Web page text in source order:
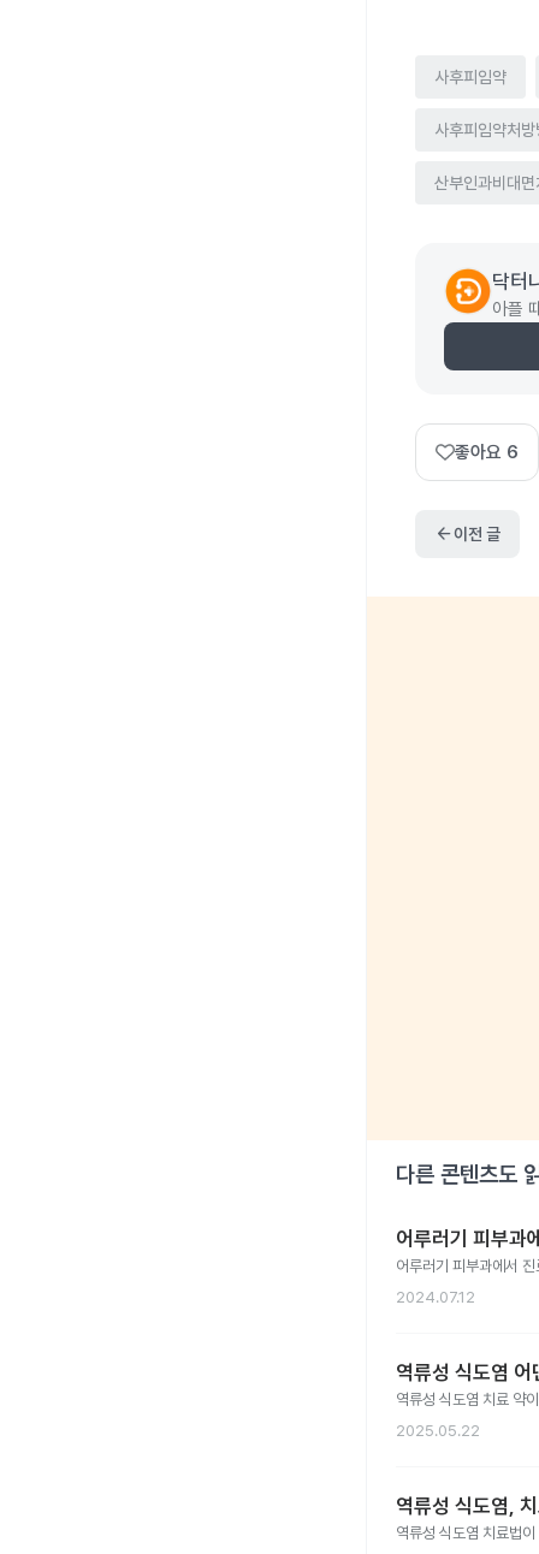
사후피임약
사후피임약처
산부인과비대면
닥터
아플
좋아요 6
arrow_back이전 글
다른 콘텐츠도
어루러기 피부과
어루러기 피부과에서
2024.07.12
역류성 식도염
역류성 식도염 치료 약
2025.05.22
역류성 식도염,
역류성 식도염 치료법